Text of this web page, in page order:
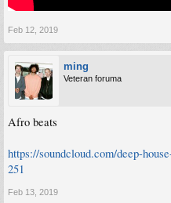
Feb 12, 2019
ming
Veteran foruma
Afro beats
https://soundcloud.com/deep-
251
Feb 13, 2019